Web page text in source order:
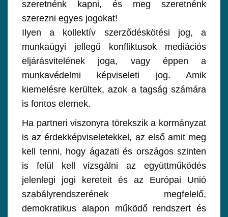
szeretnénk kapni, és meg szeretnénk
szerezni egyes jogokat!
Ilyen a kollektív szerződéskötési jog, a
munkaügyi jellegű konfliktusok mediációs
eljárásvitelének joga, vagy éppen a
munkavédelmi képviseleti jog. Amik
kiemelésre kerültek, azok a tagság számára
is fontos elemek.
Ha partneri viszonyra törekszik a kormányzat
is az érdekképviseletekkel, az első amit meg
kell tenni, hogy ágazati és országos szinten
is felül kell vizsgálni az együttműködés
jelenlegi jogi kereteit és az Európai Unió
szabályrendszerének megfelelő,
demokratikus alapon működő rendszert és